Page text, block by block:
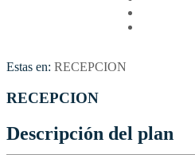
Estas en: RECEPCION
RECEPCION
Descripción del plan